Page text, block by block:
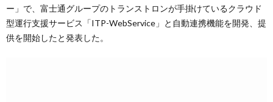
ー」で、富士通グループのトランストロンが手掛けているクラウド
型運行支援サービス「ITP-WebService」と自動連携機能を開発、提
供を開始したと発表した。